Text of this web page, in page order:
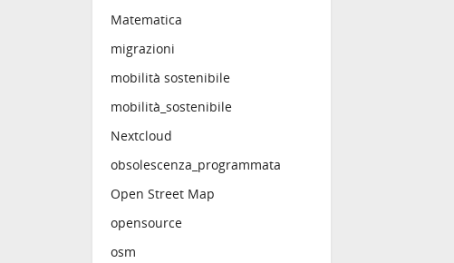
Matematica
migrazioni
mobilità sostenibile
mobilità_sostenibile
Nextcloud
obsolescenza_programmata
Open Street Map
opensource
osm